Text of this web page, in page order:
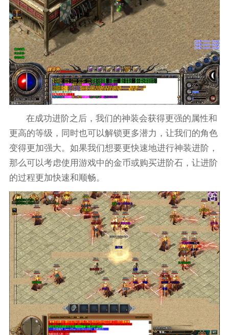
在成功进阶之后，我们的神装会获得更强的属性和
更高的等级，同时也可以解锁更多潜力，让我们的角色
变得更加强大。如果我们想要更快速地进行神装进阶，
那么可以考虑使用游戏中的金币或购买进阶石，让进阶
的过程更加快速和顺畅。